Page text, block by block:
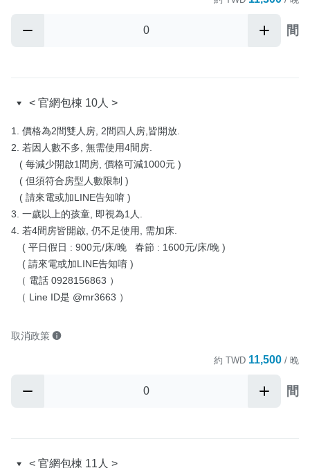
間
< 官網包棟 10人 >
1. 價格為2間雙人房, 2間四人房,皆開放.
2. 若因人數不多, 無需使用4間房.
3. 一歲以上的孩童, 即視為1人.
4. 若4間房皆開啟, 仍不足使用, 需加床.
  （ Line ID是 @mr3663 ）
取消政策
約 TWD 11,500 / 晚
間
< 官網包棟 11人 >